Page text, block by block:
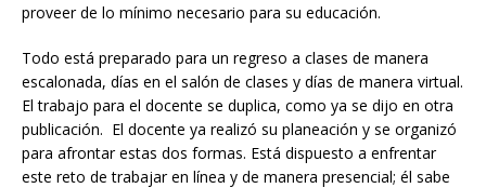
proveer de lo mínimo necesario para su educación.
Todo está preparado para un regreso a clases de manera
escalonada, días en el salón de clases y días de manera virtual.
El trabajo para el docente se duplica, como ya se dijo en otra
publicación. El docente ya realizó su planeación y se organizó
para afrontar estas dos formas. Está dispuesto a enfrentar
este reto de trabajar en línea y de manera presencial; él sabe